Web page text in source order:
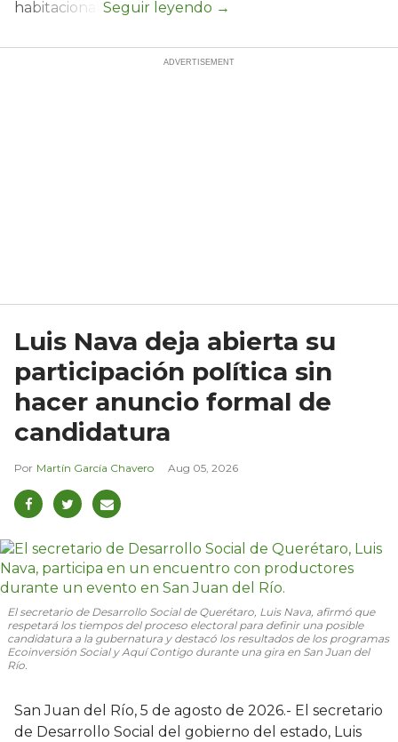
habitacional.
Luis Nava deja abierta su
participación política sin
hacer anuncio formal de
candidatura
Martín García Chavero Aug 05, 2026
El secretario de Desarrollo Social de Querétaro, Luis Nava, afirmó que
respetará los tiempos del proceso electoral para definir una posible
candidatura a la gubernatura y destacó los resultados de los programas
Ecoinversión Social y Aquí Contigo durante una gira en San Juan del
Río.
San Juan del Río, 5 de agosto de 2026.- El secretario
de Desarrollo Social del gobierno del estado, Luis